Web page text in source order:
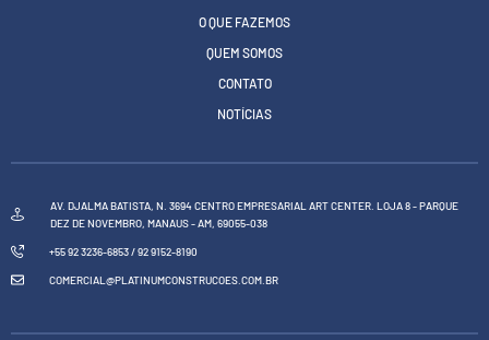
O QUE FAZEMOS
QUEM SOMOS
CONTATO
NOTÍCIAS
AV. DJALMA BATISTA, N. 3694 CENTRO EMPRESARIAL ART CENTER. LOJA 8 - PARQUE
DEZ DE NOVEMBRO, MANAUS - AM, 69055-038
+55 92 3236-6853 / 92 9152-8190
COMERCIAL@PLATINUMCONSTRUCOES.COM.BR